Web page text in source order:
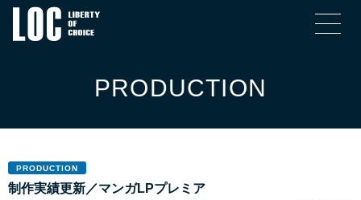
PRODUCTION
PRODUCTION
制作実績更新／マンガLPプレミア